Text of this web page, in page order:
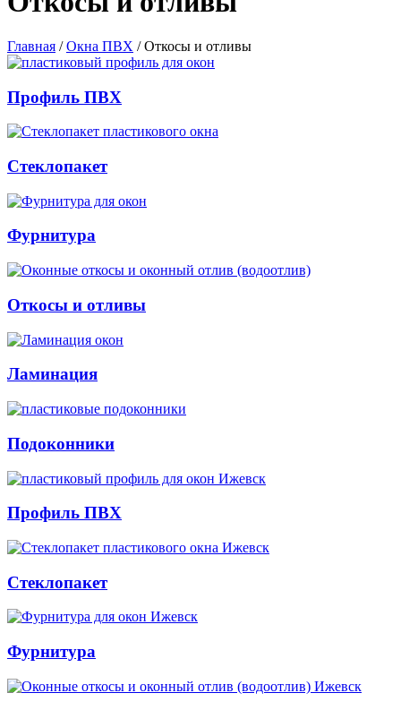
Главная /Окна ПВХ /Откосы и отливы
Профиль ПВХ
Стеклопакет
Фурнитура
Откосы и отливы
Ламинация
Подоконники
Профиль ПВХ
Стеклопакет
Фурнитура